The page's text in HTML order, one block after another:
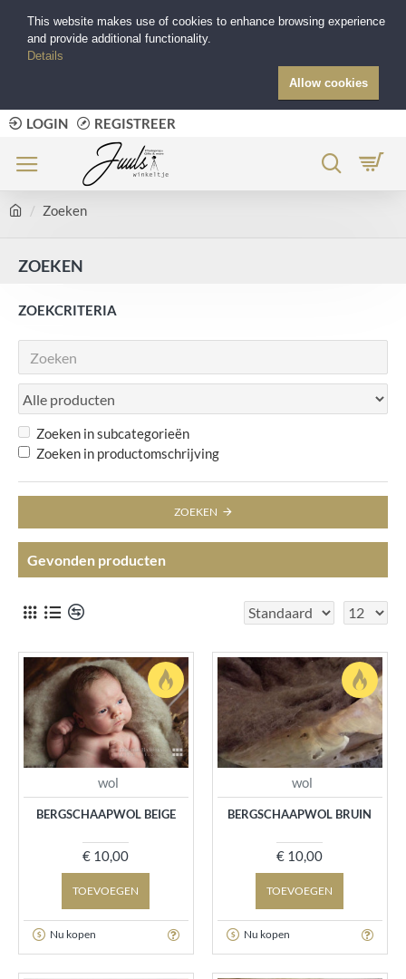
LOGIN REGISTREER
Zoeken
ZOEKEN
ZOEKCRITERIA
Zoeken in subcategorieën
Zoeken in productomschrijving
ZOEKEN
Gevonden producten
wol
BERGSCHAAPWOL BEIGE
€ 10,00
TOEVOEGEN
Nu kopen
wol
BERGSCHAAPWOL BRUIN
€ 10,00
TOEVOEGEN
Nu kopen
This website makes use of cookies to enhance browsing experience
and provide additional functionality.
Details
Allow cookies